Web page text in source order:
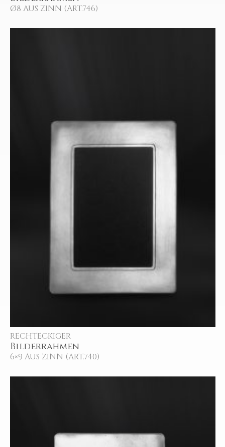
Ø8 AUS ZINN (ART.746)
RECHTECKIGER
Bilderrahmen
6×9 AUS ZINN (ART.740)